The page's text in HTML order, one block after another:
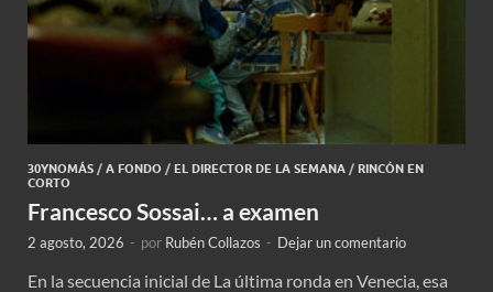
30YNOMÁS / A FONDO / EL DIRECTOR DE LA SEMANA / RINCÓN EN
CORTO
Francesco Sossai… a examen
2 agosto, 2026 - por Rubén Collazos - Dejar un comentario
En la secuencia inicial de La última ronda en Venecia, esa